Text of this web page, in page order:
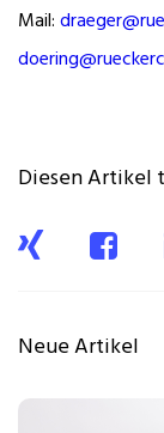
Mail:
Diesen Artikel
Neue Artikel